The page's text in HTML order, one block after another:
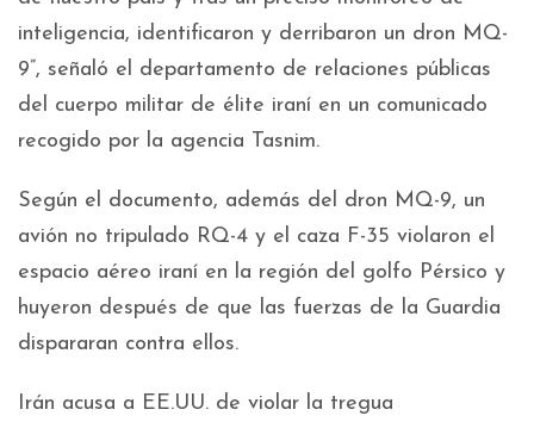
inteligencia, identificaron y derribaron un dron MQ-
9”, señaló el departamento de relaciones públicas
del cuerpo militar de élite iraní en un comunicado
recogido por la agencia Tasnim.
Según el documento, además del dron MQ-9, un
avión no tripulado RQ-4 y el caza F-35 violaron el
espacio aéreo iraní en la región del golfo Pérsico y
huyeron después de que las fuerzas de la Guardia
dispararan contra ellos.
Irán acusa a EE.UU. de violar la tregua